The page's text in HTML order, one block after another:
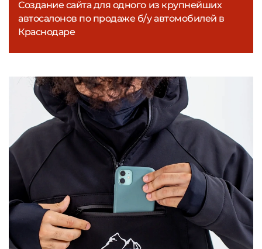
Создание сайта для одного из крупнейших
автосалонов по продаже б/у автомобилей в
Краснодаре